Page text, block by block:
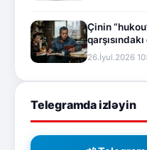
Çinin
26.İyul.2026
Telegramda izləyin